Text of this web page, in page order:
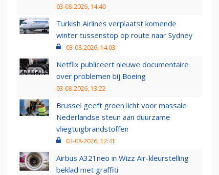
03-08-2026, 14:40
Turkish Airlines verplaatst komende
winter tussenstop op route naar Sydney
03-08-2026, 14:03
Netflix publiceert nieuwe documentaire
over problemen bij Boeing
03-08-2026, 13:22
Brussel geeft groen licht voor massale
Nederlandse steun aan duurzame
vliegtuigbrandstoffen
03-08-2026, 12:41
Airbus A321neo in Wizz Air-kleurstelling
beklad met graffiti